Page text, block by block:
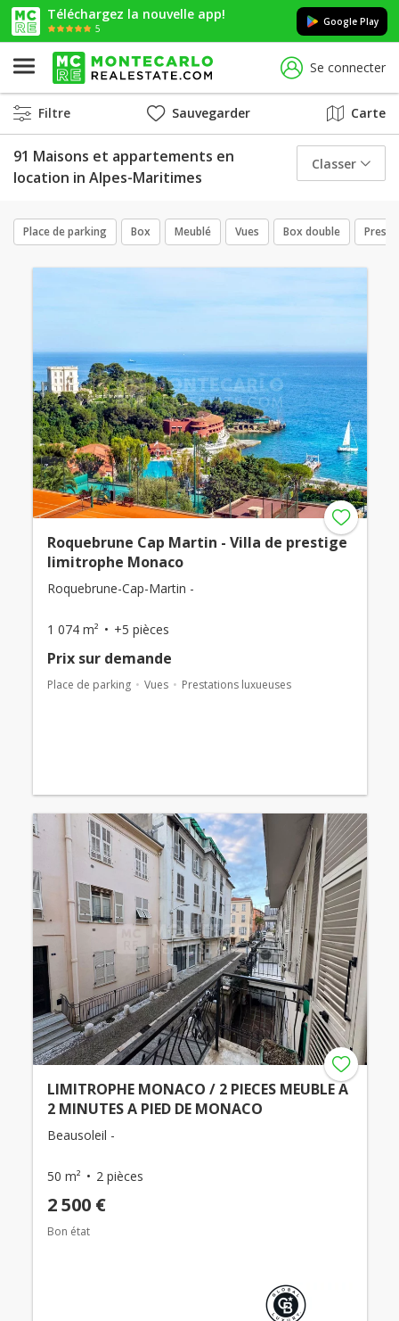
Téléchargez la nouvelle app!
5
Google Play
Se connecter
Filtre Sauvegarder Carte
91 Maisons et appartements en
location in Alpes-Maritimes
Classer
Place de parking Box Meublé Vues Box double
Roquebrune Cap Martin - Villa de prestige
limitrophe Monaco
Roquebrune-Cap-Martin -
1 074 m² +5 pièces
Prix ​​sur demande
Place de parking Vues Prestations luxueuses
LIMITROPHE MONACO / 2 PIECES MEUBLE A
2 MINUTES A PIED DE MONACO
Beausoleil -
50 m² 2 pièces
2 500 €
Bon état